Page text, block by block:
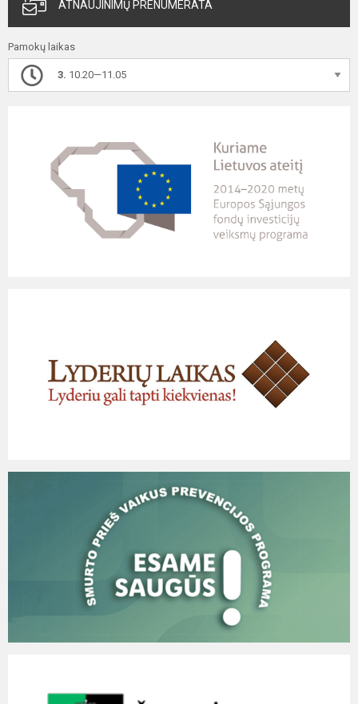
ATNAUJINIMŲ PRENUMERATA
Pamokų laikas
3. 10.20—11.05